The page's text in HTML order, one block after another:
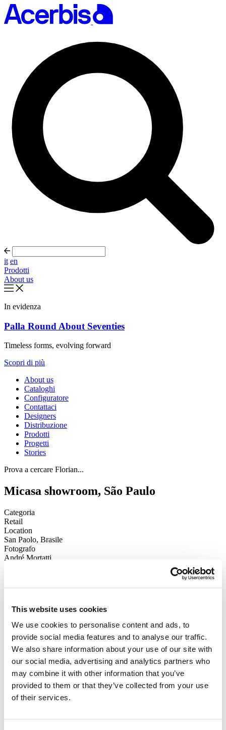
This website uses cookies
We use cookies to personalise content and ads, to
provide social media features and to analyse our traffic.
We also share information about your use of our site with
our social media, advertising and analytics partners who
may combine it with other information that you’ve
provided to them or that they’ve collected from your use
of their services.
it en
Prodotti
About us
In evidenza
Palla Round About Seventies
Timeless forms, evolving forward
Scopri di più
About us
Cataloghi
Configuratore
Contattaci
Designers
Distribuzione
Prodotti
Progetti
Stories
Prova a cercare Florian...
Micasa showroom, São Paulo
Categoria
Retail
Location
San Paolo, Brasile
Fotografo
André Mortatti
System domina lo spazio. L’armonia cromatica tra i moduli del
divano e il tappeto restituisce un’atmosfera immersiva e vibrante,
comunicando fedelmente il concetto di comfort informale
immaginato daClaudio Salocchi. Combinati tra di loro, i moduli
tatami, pouf e con schienale consentono di sperimentare ogni volta
nuove configurazioni e modalità d’uso, interpretando liberamente
l’ambiente. Definito da finiture in legno calde, un angolo più intimo
e raccolto accoglie il tavoloSerenissimo, che con il suo carattere
statuario diventa il fulcro della scena, in un equilibrio di matericità e
proporzioni. Il top in cristallo colato, con la sua superficie ondulata,
riflette la luce, amplificando la percezione di profondità.